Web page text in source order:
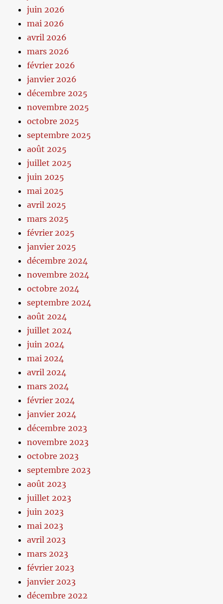
juin 2026
mai 2026
avril 2026
mars 2026
février 2026
janvier 2026
décembre 2025
novembre 2025
octobre 2025
septembre 2025
août 2025
juillet 2025
juin 2025
mai 2025
avril 2025
mars 2025
février 2025
janvier 2025
décembre 2024
novembre 2024
octobre 2024
septembre 2024
août 2024
juillet 2024
juin 2024
mai 2024
avril 2024
mars 2024
février 2024
janvier 2024
décembre 2023
novembre 2023
octobre 2023
septembre 2023
août 2023
juillet 2023
juin 2023
mai 2023
avril 2023
mars 2023
février 2023
janvier 2023
décembre 2022